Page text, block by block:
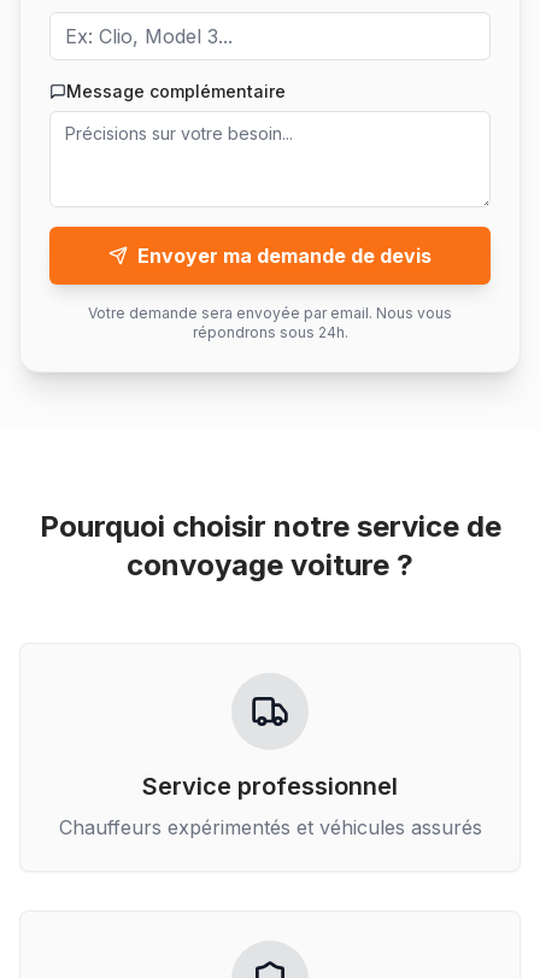
Message complémentaire
Envoyer ma demande de devis
Votre demande sera envoyée par email. Nous vous
répondrons sous 24h.
Pourquoi choisir notre service de
convoyage voiture ?
Service professionnel
Chauffeurs expérimentés et véhicules assurés